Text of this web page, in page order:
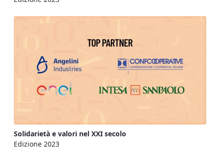
Solidarietà e valori nel XXI secolo
Edizione 2023